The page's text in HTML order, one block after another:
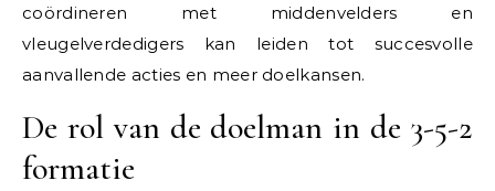
coördineren met middenvelders en
vleugelverdedigers kan leiden tot succesvolle
aanvallende acties en meer doelkansen.
De rol van de doelman in de 3-5-2
formatie